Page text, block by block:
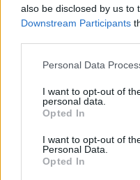
also be disclosed by us to
Downstream Participants
Personal Data
I want to opt-out of
personal data.
Opted In
I want to opt-out of
Personal Data.
Opted In
Oxford
középiskolások